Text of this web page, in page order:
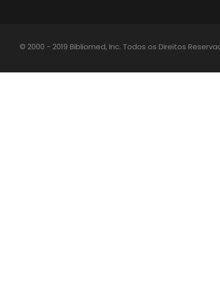
© 2000 - 2019 Bibliomed, Inc. Todos os Direitos